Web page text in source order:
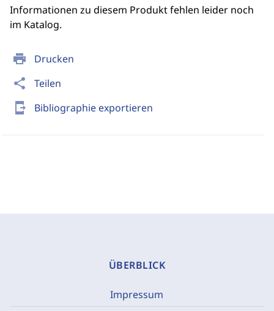
print Drucken
share Teilen
send_to_mobile Bibliographie exportieren
Informationen zu diesem Produkt fehlen leider noch
im Katalog.
ÜBERBLICK
Impressum